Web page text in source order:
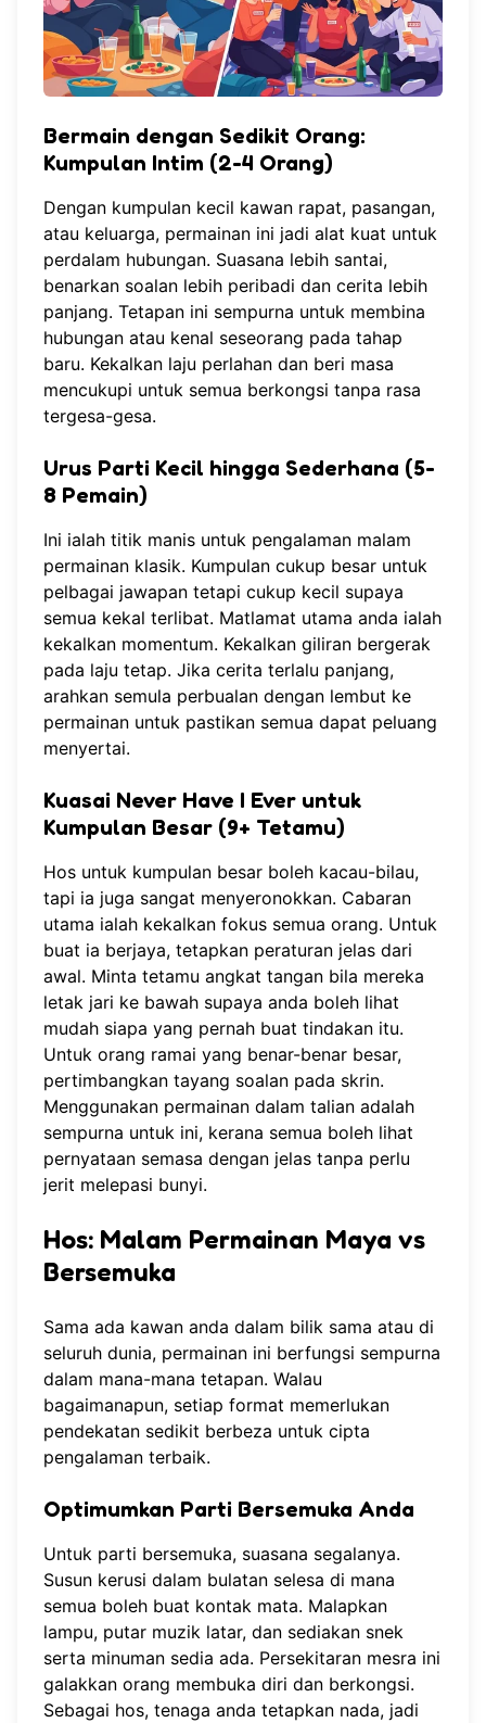
Bermain dengan Sedikit Orang:
Kumpulan Intim (2-4 Orang)
Dengan kumpulan kecil kawan rapat, pasangan,
atau keluarga, permainan ini jadi alat kuat untuk
perdalam hubungan. Suasana lebih santai,
benarkan soalan lebih peribadi dan cerita lebih
panjang. Tetapan ini sempurna untuk membina
hubungan atau kenal seseorang pada tahap
baru. Kekalkan laju perlahan dan beri masa
mencukupi untuk semua berkongsi tanpa rasa
tergesa-gesa.
Urus Parti Kecil hingga Sederhana (5-
8 Pemain)
Ini ialah titik manis untuk pengalaman malam
permainan klasik. Kumpulan cukup besar untuk
pelbagai jawapan tetapi cukup kecil supaya
semua kekal terlibat. Matlamat utama anda ialah
kekalkan momentum. Kekalkan giliran bergerak
pada laju tetap. Jika cerita terlalu panjang,
arahkan semula perbualan dengan lembut ke
permainan untuk pastikan semua dapat peluang
menyertai.
Kuasai Never Have I Ever untuk
Kumpulan Besar (9+ Tetamu)
Hos untuk kumpulan besar boleh kacau-bilau,
tapi ia juga sangat menyeronokkan. Cabaran
utama ialah kekalkan fokus semua orang. Untuk
buat ia berjaya, tetapkan peraturan jelas dari
awal. Minta tetamu angkat tangan bila mereka
letak jari ke bawah supaya anda boleh lihat
mudah siapa yang pernah buat tindakan itu.
Untuk orang ramai yang benar-benar besar,
pertimbangkan tayang soalan pada skrin.
Menggunakan permainan dalam talian adalah
sempurna untuk ini, kerana semua boleh lihat
pernyataan semasa dengan jelas tanpa perlu
jerit melepasi bunyi.
Hos: Malam Permainan Maya vs
Bersemuka
Sama ada kawan anda dalam bilik sama atau di
seluruh dunia, permainan ini berfungsi sempurna
dalam mana-mana tetapan. Walau
bagaimanapun, setiap format memerlukan
pendekatan sedikit berbeza untuk cipta
pengalaman terbaik.
Optimumkan Parti Bersemuka Anda
Untuk parti bersemuka, suasana segalanya.
Susun kerusi dalam bulatan selesa di mana
semua boleh buat kontak mata. Malapkan
lampu, putar muzik latar, dan sediakan snek
serta minuman sedia ada. Persekitaran mesra ini
galakkan orang membuka diri dan berkongsi.
Sebagai hos, tenaga anda tetapkan nada, jadi